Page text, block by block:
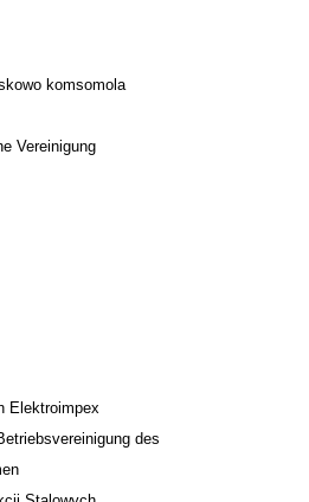
komsomola
Vereinigung
Elektroimpex
des